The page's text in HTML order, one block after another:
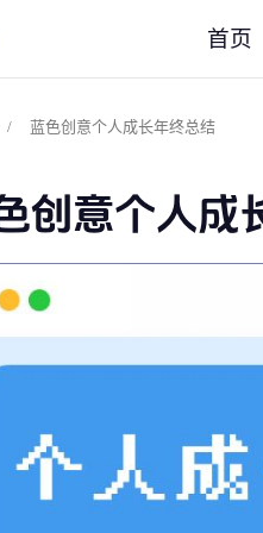
首页
/ 蓝色创意个人成长年终总结
创意个人成